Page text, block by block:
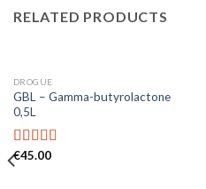
RELATED PRODUCTS
DROGUE
GBL – Gamma-butyrolactone
0,5L
Rated
3.67
€45.00